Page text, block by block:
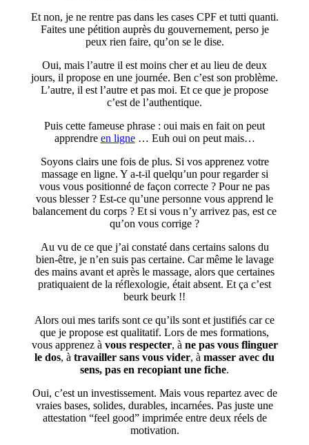
Et non, je ne rentre pas dans les cases CPF et tutti quanti.
Faites une pétition auprès du gouvernement, perso je
peux rien faire, qu’on se le dise.
Oui, mais l’autre il est moins cher et au lieu de deux
jours, il propose en une journée. Ben c’est son problème.
L’autre, il est l’autre et pas moi. Et ce que je propose
c’est de l’authentique.
Puis cette fameuse phrase : oui mais en fait on peut
apprendre en ligne… Euh oui on peut mais…
Soyons clairs une fois de plus. Si vos apprenez votre
massage en ligne. Y a-t-il quelqu’un pour regarder si
vous vous positionné de façon correcte ? Pour ne pas
vous blesser ? Est-ce qu’une personne vous apprend le
balancement du corps ? Et si vous n’y arrivez pas, est ce
qu’on vous corrige ?
Au vu de ce que j’ai constaté dans certains salons du
bien-être, je n’en suis pas certaine. Car même le lavage
des mains avant et après le massage, alors que certaines
pratiquaient de la réflexologie, était absent. Et ça c’est
beurk beurk !!
Alors oui mes tarifs sont ce qu’ils sont et justifiés car ce
que je propose est qualitatif. Lors de mes formations,
vous apprenez à vous respecter, à ne pas vous flinguer
le dos, à travailler sans vous vider, à masser avec du
sens, pas en recopiant une fiche.
Oui, c’est un investissement. Mais vous repartez avec de
vraies bases, solides, durables, incarnées. Pas juste une
attestation “feel good” imprimée entre deux réels de
motivation.